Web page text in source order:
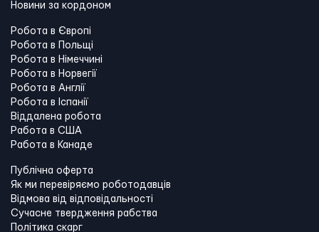
Новини за кордоном
Робота в Європі
Робота в Польщі
Робота в Німеччині
Робота в Норвегії
Робота в Англії
Робота в Іспанії
Віддалена робота
Работа в США
Работа в Канадe
Публічна оферта
Як ми перевіряємо роботодавців
Відмова від відповідальності
Сучасне твердження рабства
Політика скарг